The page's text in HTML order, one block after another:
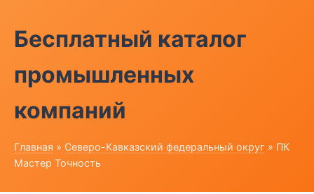
Бесплатный каталог
промышленных
компаний
Главная » Северо-Кавказский федеральный округ » ПК
Мастер Точность